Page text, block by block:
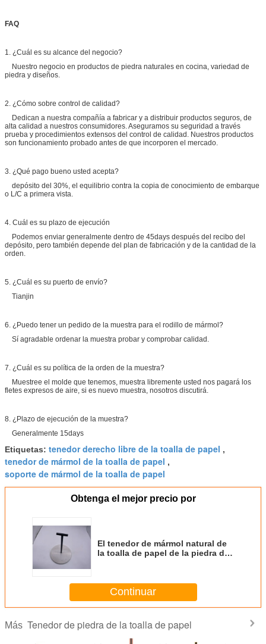
FAQ
1. ¿Cuál es su alcance del negocio?
Nuestro negocio en productos de piedra naturales en cocina, variedad de
piedra y diseños.
2. ¿Cómo sobre control de calidad?
Dedican a nuestra compañía a fabricar y a distribuir productos seguros, de
alta calidad a nuestros consumidores. Aseguramos su seguridad a través
prueba y procedimientos extensos del control de calidad. Nuestros productos
son funcionamiento probado antes de que incorporen el mercado.
3. ¿Qué pago bueno usted acepta?
depósito del 30%, el equilibrio contra la copia de conocimiento de embarque
o L/C a primera vista.
4. Cuál es su plazo de ejecución
Podemos enviar generalmente dentro de 45days después del recibo del
depósito, pero también depende del plan de fabricación y de la cantidad de la
orden.
5. ¿Cuál es su puerto de envío?
Tianjin
6. ¿Puedo tener un pedido de la muestra para el rodillo de mármol?
Sí agradable ordenar la muestra probar y comprobar calidad.
7. ¿Cuál es su política de la orden de la muestra?
Muestree el molde que tenemos, muestra libremente usted nos pagará los
fletes expresos de aire, si es nuevo muestra, nosotros discutirá.
8. ¿Plazo de ejecución de la muestra?
Generalmente 15days
Etiquetas: tenedor derecho libre de la toalla de papel ,
tenedor de mármol de la toalla de papel ,
soporte de mármol de la toalla de papel
Obtenga el mejor precio por
El tenedor de mármol natural de
la toalla de papel de la piedra de
Continuar
Más Tenedor de piedra de la toalla de papel